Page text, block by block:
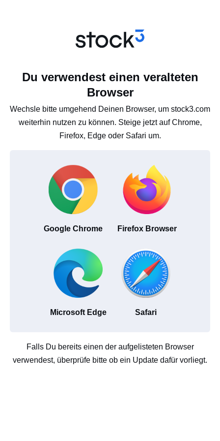
Du verwendest einen veralteten
Browser
Wechsle bitte umgehend Deinen Browser, um stock3.com
weiterhin nutzen zu können. Steige jetzt auf Chrome,
Firefox, Edge oder Safari um.
Google Chrome Firefox Browser
Microsoft Edge Safari
Falls Du bereits einen der aufgelisteten Browser
verwendest, überprüfe bitte ob ein Update dafür vorliegt.